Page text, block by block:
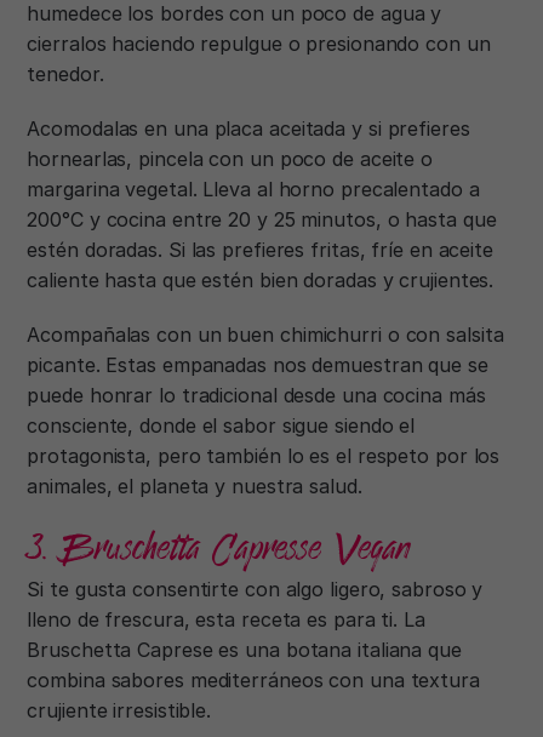
humedece los bordes con un poco de agua y
cierralos haciendo repulgue o presionando con un
tenedor.
Acomodalas en una placa aceitada y si prefieres
hornearlas, pincela con un poco de aceite o
margarina vegetal. Lleva al horno precalentado a
200°C y cocina entre 20 y 25 minutos, o hasta que
estén doradas. Si las prefieres fritas, fríe en aceite
caliente hasta que estén bien doradas y crujientes.
Acompañalas con un buen chimichurri o con salsita
picante. Estas empanadas nos demuestran que se
puede honrar lo tradicional desde una cocina más
consciente, donde el sabor sigue siendo el
protagonista, pero también lo es el respeto por los
animales, el planeta y nuestra salud.
3. Bruschetta Capresse Vegan
Si te gusta consentirte con algo ligero, sabroso y
lleno de frescura, esta receta es para ti. La
Bruschetta Caprese es una botana italiana que
combina sabores mediterráneos con una textura
crujiente irresistible.